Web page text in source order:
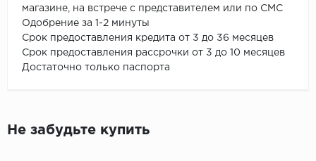
магазине, на встрече с представителем или по СМС
Одобрение за 1-2 минуты
Срок предоставления кредита от 3 до 36 месяцев
Срок предоставления рассрочки от 3 до 10 месяцев
Достаточно только паспорта
Не забудьте купить